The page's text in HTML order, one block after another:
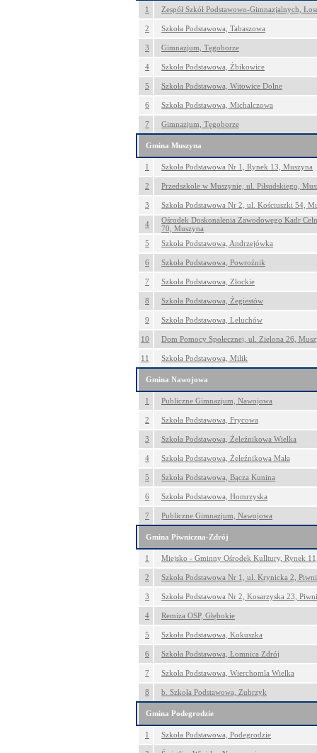
1 Zespół Szkół Podstawowo-Gimnazjalnych,
2 Szkoła Podstawowa, Tabaszowa
3 Gimnazjum, Tęgoborze
4 Szkoła Podstawowa, Żbikowice
5 Szkoła Podstawowa, Witowice Dolne
6 Szkoła Podstawowa, Michalczowa
7 Gimnazjum, Tęgoborze
Gmina Muszyna
1 Szkoła Podstawowa Nr 1, Rynek 13, Muszyna
2 Przedszkole w Muszynie, ul. Piłsudskiego,
3 Szkoła Podstawowa Nr 2, ul. Kościuszki 54,
4
Ośrodek Doskonalenia Zawodowego Kadr
70, Muszyna
5
Szkoła Podstawowa, Andrzejówka
6 Szkoła Podstawowa, Powroźnik
7 Szkoła Podstawowa, Złockie
8 Szkoła Podstawowa, Żegiestów
9 Szkoła Podstawowa, Leluchów
10 Dom Pomocy Społecznej, ul. Zielona 26,
11 Szkoła Podstawowa, Milik
Gmina Nawojowa
1 Publiczne Gimnazjum, Nawojowa
2 Szkoła Podstawowa, Frycowa
3 Szkoła Podstawowa, Żeleźnikowa Wielka
4 Szkoła Podstawowa, Żeleźnikowa Mała
5 Szkoła Podstawowa, Bącza Kunina
6 Szkoła Podstawowa, Homrzyska
7 Publiczne Gimnazjum, Nawojowa
Gmina Piwniczna-Zdrój
1 Miejsko - Gminny Ośrodek Kulltury, Rynek
2 Szkoła Podstawowa Nr 1, ul. Krynicka 2,
3 Szkoła Podstawowa Nr 2, Kosarzyska 23,
4 Remiza OSP, Głębokie
5 Szkoła Podstawowa, Kokuszka
6 Szkoła Podstawowa, Łomnica Zdrój
7 Szkoła Podstawowa, Wierchomla Wielka
8 b. Szkoła Podstawowa, Zubrzyk
Gmina Podegrodzie
1 Szkoła Podstawowa, Podegrodzie